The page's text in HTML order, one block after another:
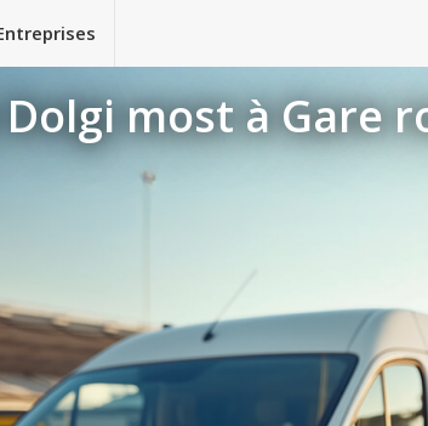
most à Gare